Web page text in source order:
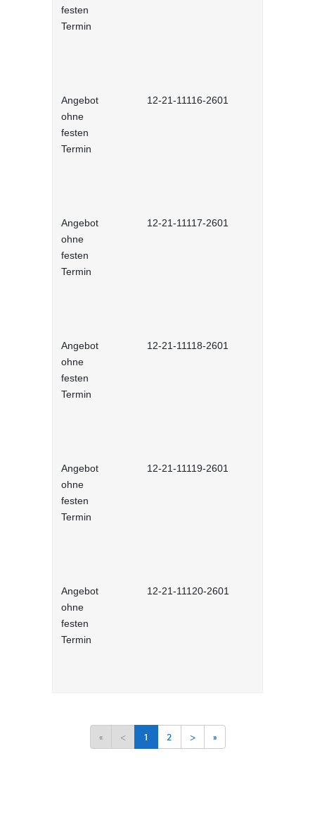
festen
Termin
Angebot
ohne
festen
Termin
12-21-11116-2601
Angebot
ohne
festen
Termin
12-21-11117-2601
Angebot
ohne
festen
Termin
12-21-11118-2601
Angebot
ohne
festen
Termin
12-21-11119-2601
Angebot
ohne
festen
Termin
12-21-11120-2601
« < 1 2 > »